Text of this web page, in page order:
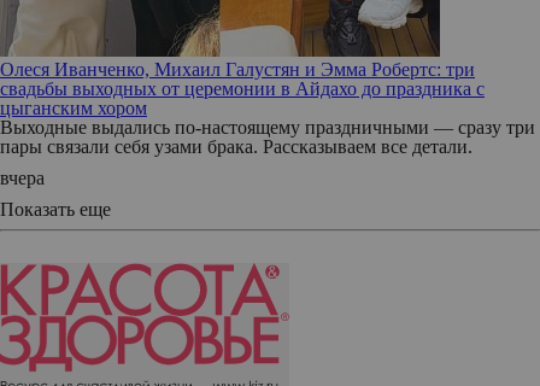
Олеся Иванченко, Михаил Галустян и Эмма Робертс: три
свадьбы выходных от церемонии в Айдахо до праздника с
цыганским хором
Выходные выдались по-настоящему праздничными — сразу три
пары связали себя узами брака. Рассказываем все детали.
вчера
Показать еще